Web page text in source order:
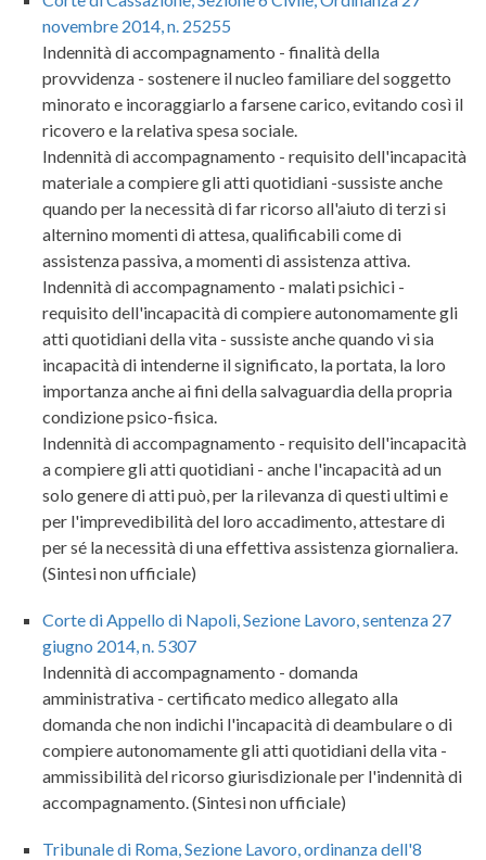
novembre 2014, n. 25255
Indennità di accompagnamento - finalità della
provvidenza - sostenere il nucleo familiare del soggetto
minorato e incoraggiarlo a farsene carico, evitando così il
ricovero e la relativa spesa sociale.
Indennità di accompagnamento - requisito dell'incapacità
materiale a compiere gli atti quotidiani -sussiste anche
quando per la necessità di far ricorso all'aiuto di terzi si
alternino momenti di attesa, qualificabili come di
assistenza passiva, a momenti di assistenza attiva.
Indennità di accompagnamento - malati psichici -
requisito dell'incapacità di compiere autonomamente gli
atti quotidiani della vita - sussiste anche quando vi sia
incapacità di intenderne il significato, la portata, la loro
importanza anche ai fini della salvaguardia della propria
condizione psico-fisica.
Indennità di accompagnamento - requisito dell'incapacità
a compiere gli atti quotidiani - anche l'incapacità ad un
solo genere di atti può, per la rilevanza di questi ultimi e
per l'imprevedibilità del loro accadimento, attestare di
per sé la necessità di una effettiva assistenza giornaliera.
(Sintesi non ufficiale)
Corte di Appello di Napoli, Sezione Lavoro, sentenza 27
giugno 2014, n. 5307
Indennità di accompagnamento - domanda
amministrativa - certificato medico allegato alla
domanda che non indichi l'incapacità di deambulare o di
compiere autonomamente gli atti quotidiani della vita -
ammissibilità del ricorso giurisdizionale per l'indennità di
accompagnamento. (Sintesi non ufficiale)
Tribunale di Roma, Sezione Lavoro, ordinanza dell'8